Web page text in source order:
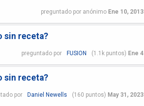
preguntado por anónimo Ene 10, 2013
sin receta?
preguntado por FUSION (1.1kpuntos) Ene 4
sin receta?
por Daniel Newells (160 puntos) May 31, 2023